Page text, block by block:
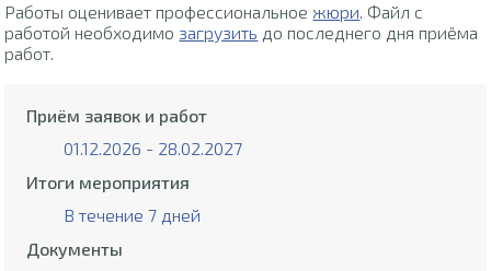
Работы оценивает профессиональное жюри. Файл с
работой необходимо загрузить до последнего дня приёма
работ.
Приём заявок и работ
01.12.2026 - 28.02.2027
Итоги мероприятия
В течение 7 дней
Документы